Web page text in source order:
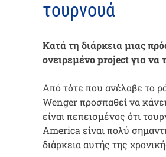
τουρνουά
Κατά τη διάρκεια μιας
ονειρεμένο project για να
Από τότε που ανέλαβε το
Wenger προσπαθεί να
είναι πεπεισμένος ότι
America είναι πολύ
διάρκεια αυτής της